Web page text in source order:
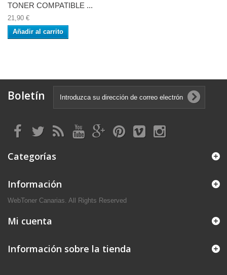
TONER COMPATIBLE ...
21,90 €
Añadir al carrito
Boletín
Categorías
Información
WebToner Canarias. All Rights Reserved
Mi cuenta
Información sobre la tienda